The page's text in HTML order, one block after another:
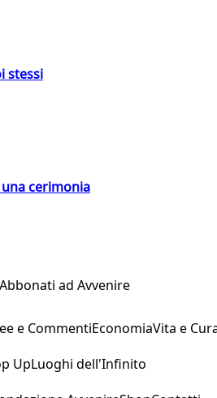
stessi
cerimonia
Abbonati ad Avvenire
e CommentiEconomiaVita e
UpLuoghi dell'Infinito